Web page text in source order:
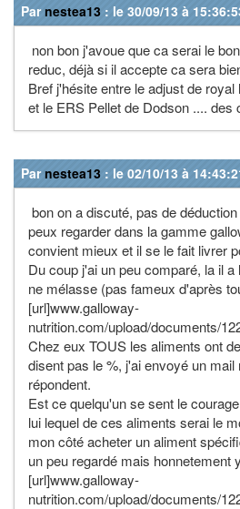
Parnestea13 : le 30/09/13 à
non bon j'avoue que ca serai le
reduc, déjà si il accepte ca sera
Bref j'hésite entre le adjust de
et le ERS Pellet de Dodson .... des
Parnestea13 : le 02/10/13 à
bon on a discuté, pas de
peux regarder dans la gamme
convient mieux et il se le fait livrer
Du coup j'ai un peu comparé, la il
ne mélasse (pas fameux d'après
[url]www.galloway-
nutrition.com/upload/documents/
Chez eux TOUS les aliments ont
disent pas le %, j'ai envoyé un
répondent.
Est ce quelqu'un se sent le
lui lequel de ces aliments serai le
mon côté acheter un aliment
un peu regardé mais honnetement
[url]www.galloway-
nutrition.com/upload/documents/